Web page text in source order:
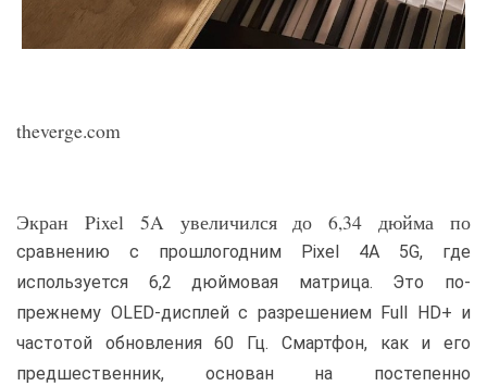
theverge.com
Экран Pixel 5A увеличился до 6,34 дюйма по
сравнению с прошлогодним Pixel 4A 5G, где
используется 6,2 дюймовая матрица. Это по-
прежнему OLED-дисплей с разрешением Full HD+ и
частотой обновления 60 Гц. Смартфон, как и его
предшественник, основан на постепенно